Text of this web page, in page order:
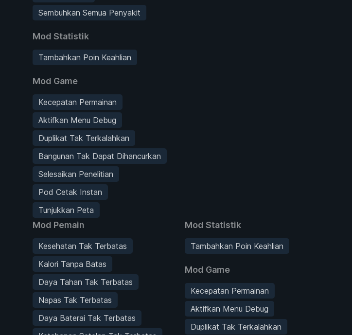
Sembuhkan Semua Penyakit
Mod Statistik
Tambahkan Poin Keahlian
Mod Game
Kecepatan Permainan
Aktifkan Menu Debug
Duplikat Tak Terkalahkan
Bangunan Tak Dapat Dihancurkan
Selesaikan Penelitian
Pod Cetak Instan
Tunjukkan Peta
Mod Pemain
Kesehatan Tak Terbatas
Kalori Tanpa Batas
Daya Tahan Tak Terbatas
Napas Tak Terbatas
Daya Baterai Tak Terbatas
Mod Statistik
Tambahkan Poin Keahlian
Mod Game
Kecepatan Permainan
Aktifkan Menu Debug
Duplikat Tak Terkalahkan